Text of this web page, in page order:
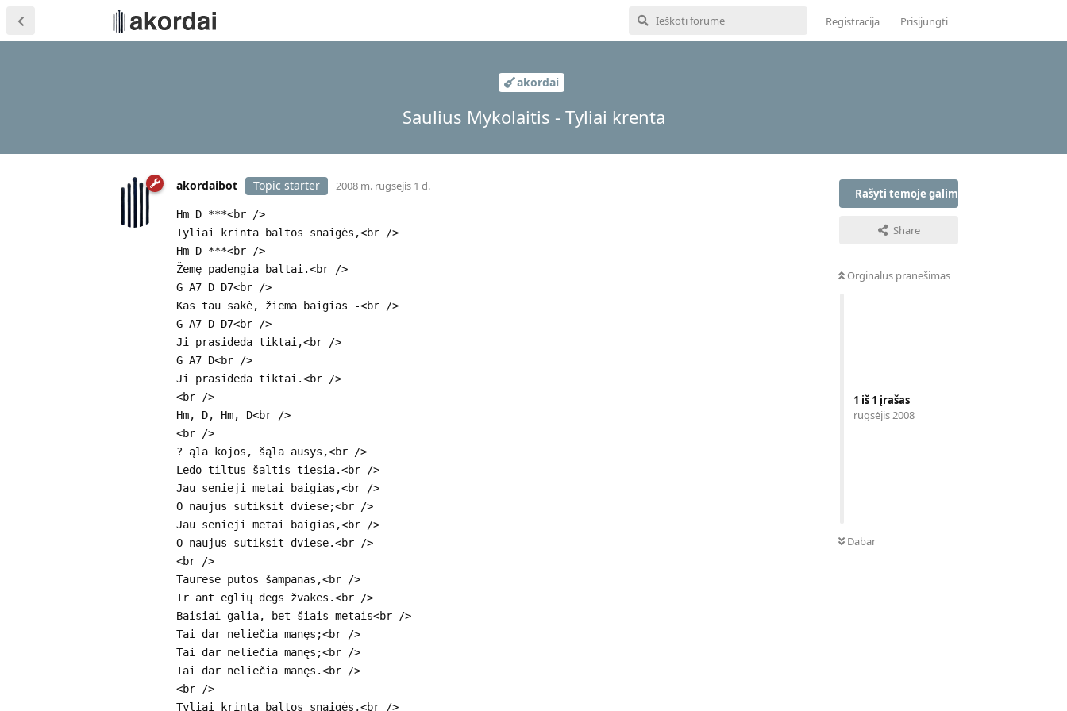
Registracija Prisijungti
akordai
Saulius Mykolaitis - Tyliai krenta
Rašyti temoje galima tik prisijungus
Share
Orginalus pranešimas
1 iš 1 įrašas
rugsėjis 2008
Dabar
akordaibot Topic starter 2008 m. rugsėjis 1 d.
Hm D ***<br />
Tyliai krinta baltos snaigės,<br />
Hm D ***<br />
Žemę padengia baltai.<br />
G A7 D D7<br />
Kas tau sakė, žiema baigias -<br />
G A7 D D7<br />
Ji prasideda tiktai,<br />
G A7 D<br />
Ji prasideda tiktai.<br />
<br />
Hm, D, Hm, D<br />
<br />
? ąla kojos, šąla ausys,<br />
Ledo tiltus šaltis tiesia.<br />
Jau senieji metai baigias,<br />
O naujus sutiksit dviese;<br />
Jau senieji metai baigias,<br />
O naujus sutiksit dviese.<br />
<br />
Taurėse putos šampanas,<br />
Ir ant eglių degs žvakes.<br />
Baisiai galia, bet šiais metais<br />
Tai dar neliečia manęs;<br />
Tai dar neliečia manęs;<br />
Tai dar neliečia manęs.<br />
<br />
Tyliai krinta baltos snaigės,<br />